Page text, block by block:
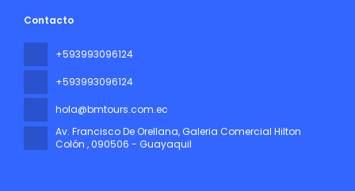
Contacto
+593993096124
+593993096124
hola@bmtours.com.ec
Av. Francisco De Orellana, Galeria Comercial Hilton
Colón , 090506 - Guayaquil